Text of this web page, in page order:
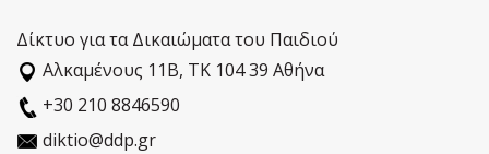
Δίκτυο για τα Δικαιώματα του Παιδιού
Αλκαµένους 11Β, ΤΚ 104 39 Αθήνα
+30 210 8846590
diktio@ddp.gr